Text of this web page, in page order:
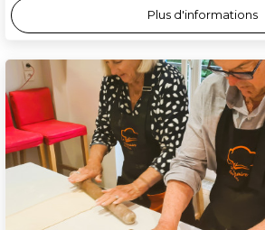
Plus d'informations